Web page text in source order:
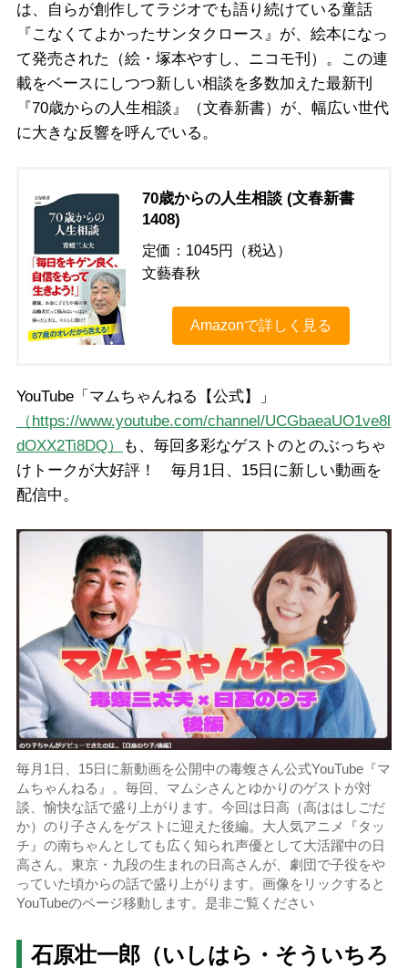
は、自らが創作してラジオでも語り続けている童話
『こなくてよかったサンタクロース』が、絵本になっ
て発売された（絵・塚本やすし、ニコモ刊）。この連
載をベースにしつつ新しい相談を多数加えた最新刊
『70歳からの人生相談』（文春新書）が、幅広い世代
に大きな反響を呼んでいる。
70歳からの人生相談 (文春新書
1408)
定価：1045円（税込）
文藝春秋
Amazonで詳しく見る
YouTube「マムちゃんねる【公式】」
（https://www.youtube.com/channel/UCGbaeaUO1ve8l
dOXX2Ti8DQ）
も、毎回多彩なゲストのとのぶっちゃ
けトークが大好評！ 毎月1日、15日に新しい動画を
配信中。
毎月1日、15日に新動画を公開中の毒蝮さん公式YouTube『マ
ムちゃんねる』。毎回、マムシさんとゆかりのゲストが対
談、愉快な話で盛り上がります。今回は日高（高ははしごだ
か）のり子さんをゲストに迎えた後編。大人気アニメ『タッ
チ』の南ちゃんとしても広く知られ声優として大活躍中の日
高さん。東京・九段の生まれの日高さんが、劇団で子役をや
っていた頃からの話で盛り上がります。画像をリックすると
YouTubeのページ移動します。是非ご覧ください
石原壮一郎（いしはら・そういちろ